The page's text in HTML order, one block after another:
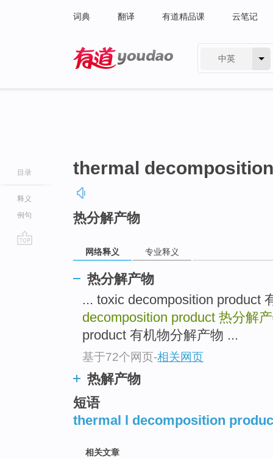
词典 翻译 有道精品课 云笔记
中英
目录
释义
例句
thermal
热分解产物
网络释义 专业释义
热分解产物
... toxic decomposition product
decomposition product 热分解
product 有机物分解产物 ...
基于72个网页-相关网页
热解产物
短语
thermal l decomposition
相关文章